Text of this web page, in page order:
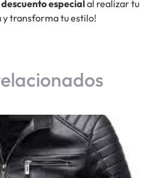
descuento especialal realizar tu
y transforma tu estilo!